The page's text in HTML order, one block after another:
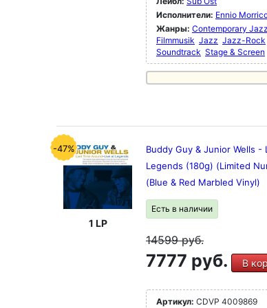
Исполнители: Ennio
Жанры: Contemporary Jazz
Filmmusik Jazz Jazz-Rock
Soundtrack Stage & Screen
-47%
1 LP
Buddy Guy & Junior Wells
Legends (180g) (Limited
(Blue & Red Marbled Vinyl)
Есть в наличии
14599руб.
7777 руб. В
Артикул: CDVP 4009869